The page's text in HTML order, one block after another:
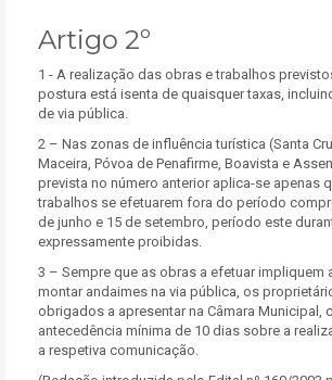
Artigo 2º
1 - A realização das obras e trabalhos
postura está isenta de quaisquer taxas,
de via pública.
2 – Nas zonas de influência turística (Santa
Maceira, Póvoa de Penafirme, Boavista e
prevista no número anterior aplica-se apenas
trabalhos se efetuarem fora do período
de junho e 15 de setembro, período este
expressamente proibidas.
3 – Sempre que as obras a efetuar impliquem
montar andaimes na via pública, os
obrigados a apresentar na Câmara Municipal,
antecedência mínima de 10 dias sobre a
a respetiva comunicação.